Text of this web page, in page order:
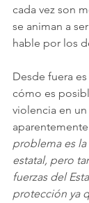
cada vez son
se animan a
hable por los
Desde fuera
cómo es
violencia en
problema es
estatal, pero
fuerzas del
protección ya